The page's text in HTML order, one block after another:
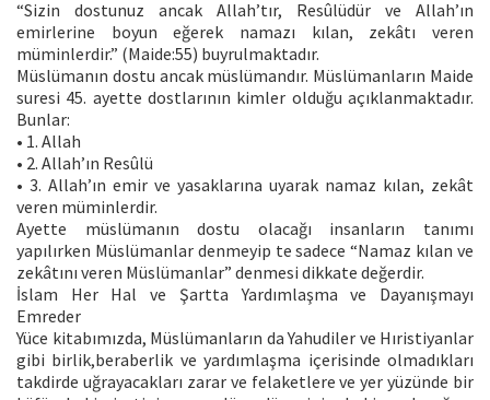
“Sizin dostunuz ancak Allah’tır, Resûlüdür ve Allah’ın
emirlerine boyun eğerek namazı kılan, zekâtı veren
müminlerdir.” (Maide:55) buyrulmaktadır.
Müslümanın dostu ancak müslümandır. Müslümanların Maide
suresi 45. ayette dostlarının kimler olduğu açıklanmaktadır.
Bunlar:
• 1. Allah
• 2. Allah’ın Resûlü
• 3. Allah’ın emir ve yasaklarına uyarak namaz kılan, zekât
veren müminlerdir.
Ayette müslümanın dostu olacağı insanların tanımı
yapılırken Müslümanlar denmeyip te sadece “Namaz kılan ve
zekâtını veren Müslümanlar” denmesi dikkate değerdir.
İslam Her Hal ve Şartta Yardımlaşma ve Dayanışmayı
Emreder
Yüce kitabımızda, Müslümanların da Yahudiler ve Hıristiyanlar
gibi birlik,beraberlik ve yardımlaşma içerisinde olmadıkları
takdirde uğrayacakları zarar ve felaketlere ve yer yüzünde bir